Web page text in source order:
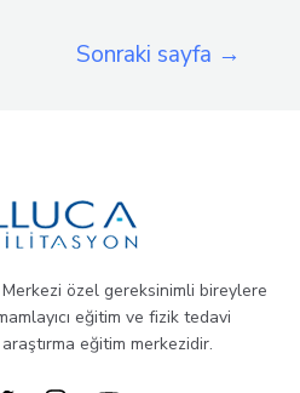
Sonraki sayfa →
özel gereksinimli bireylere
eğitim ve fizik tedavi
eğitim merkezidir.